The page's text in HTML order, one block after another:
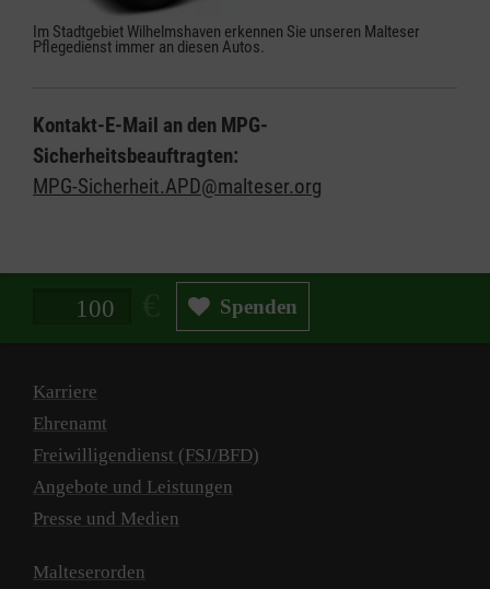
Im Stadtgebiet Wilhelmshaven erkennen Sie unseren Malteser
Pflegedienst immer an diesen Autos.
Kontakt-E-Mail an den MPG-
Sicherheitsbeauftragten:
MPG-Sicherheit.APD@malteser.org
Spendenbetrag in Euro Spenden
Karriere
Ehrenamt
Freiwilligendienst (FSJ/BFD)
Angebote und Leistungen
Presse und Medien
Malteserorden